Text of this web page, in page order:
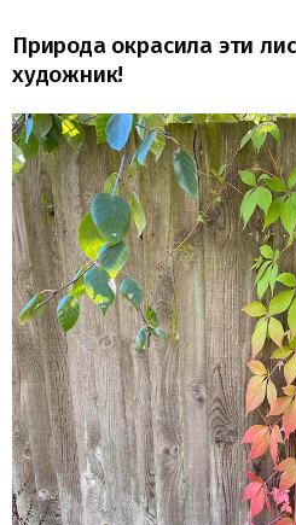
Природа окрасила эти
художник!